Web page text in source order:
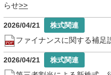
らせ
2026/04/21
ファイナンスに関する補足
2026/04/21